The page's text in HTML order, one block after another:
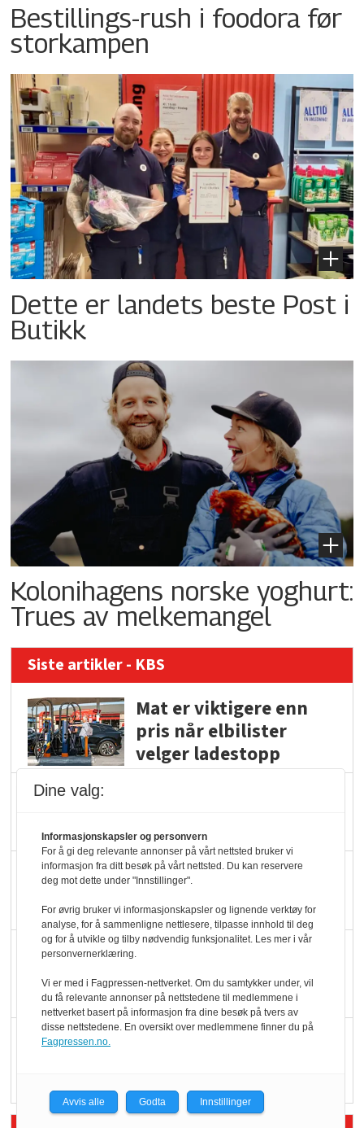
Bestillings-rush i foodora før
storkampen
Dette er landets beste Post i
Butikk
Kolonihagens norske yoghurt:
Trues av melkemangel
Siste artikler - KBS
Mat er viktigere enn
pris når elbilister
velger ladestopp
Potetball, kylling og 98
KBS-bransjen i
endring: Stadig større
serveringstilbud
Dine valg:
Informasjonskapsler og personvern
For å gi deg relevante annonser på vårt nettsted bruker vi
informasjon fra ditt besøk på vårt nettsted. Du kan reservere
deg mot dette under "Innstillinger".
For øvrig bruker vi informasjonskapsler og lignende verktøy for
analyse, for å sammenligne nettlesere, tilpasse innhold til deg
og for å utvikle og tilby nødvendig funksjonalitet. Les mer i vår
personvernerklæring.
Vi er med i Fagpressen-nettverket. Om du samtykker under, vil
du få relevante annonser på nettstedene til medlemmene i
nettverket basert på informasjon fra dine besøk på tvers av
disse nettstedene. En oversikt over medlemmene finner du på
Fagpressen.no.
Avvis alle Godta Innstillinger